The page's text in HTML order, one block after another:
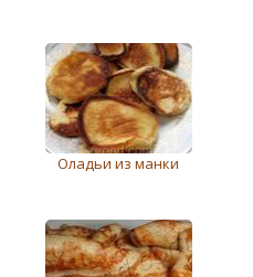
Оладьи из манки